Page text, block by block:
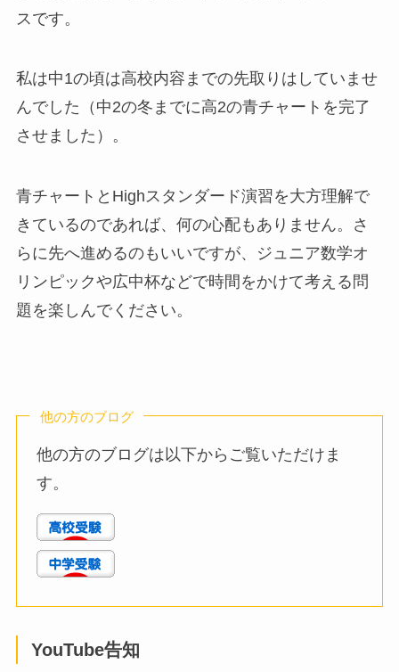
スです。
私は中1の頃は高校内容までの先取りはしていませ
んでした（中2の冬までに高2の青チャートを完了
させました）。
青チャートとHighスタンダード演習を大方理解で
きているのであれば、何の心配もありません。さ
らに先へ進めるのもいいですが、ジュニア数学オ
リンピックや広中杯などで時間をかけて考える問
題を楽しんでください。
他の方のブログ
他の方のブログは以下からご覧いただけま
す。
YouTube告知